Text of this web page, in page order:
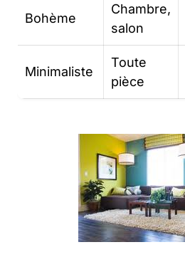
Bohème
Chambre,
salon
Minimaliste
Toute
pièce